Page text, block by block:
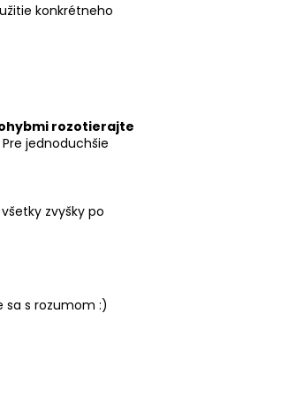
konkrétneho
rozotierajte
jednoduchšie
zvyšky po
sa s rozumom :)